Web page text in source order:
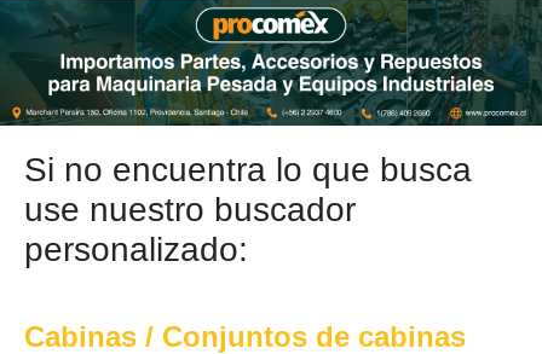
Si no encuentra lo que busca
use nuestro buscador
personalizado:
Cabinas / Conjuntos de cabinas